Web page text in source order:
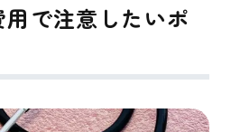
で注意したいポ